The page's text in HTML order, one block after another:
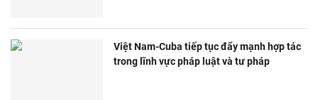
Việt Nam-Cuba tiếp tục đẩy mạnh hợp tác
trong lĩnh vực pháp luật và tư pháp